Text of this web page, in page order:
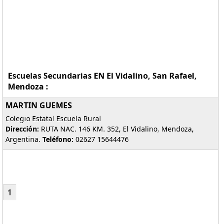
Escuelas Secundarias EN El Vidalino, San Rafael,
Mendoza :
MARTIN GUEMES
Colegio Estatal Escuela Rural
Dirección: RUTA NAC. 146 KM. 352, El Vidalino, Mendoza,
Argentina. Teléfono: 02627 15644476
1